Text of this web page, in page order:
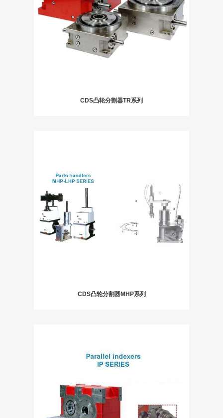
CDS凸轮分割器TR系列
CDS凸轮分割器MHP系列